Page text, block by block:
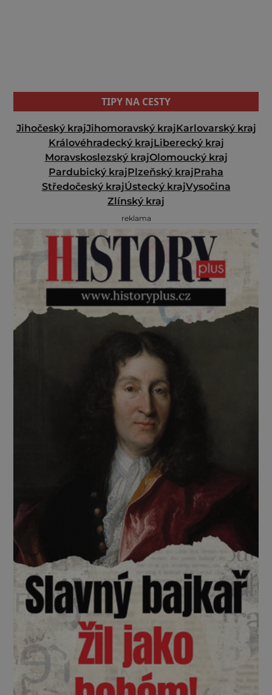
TIPY NA CESTY
Jihočeský krajJihomoravský krajKarlovarský kraj
Královéhradecký krajLiberecký kraj
Moravskoslezský krajOlomoucký kraj
Pardubický krajPlzeňský krajPraha
Středočeský krajÚstecký krajVysočina
Zlínský kraj
reklama